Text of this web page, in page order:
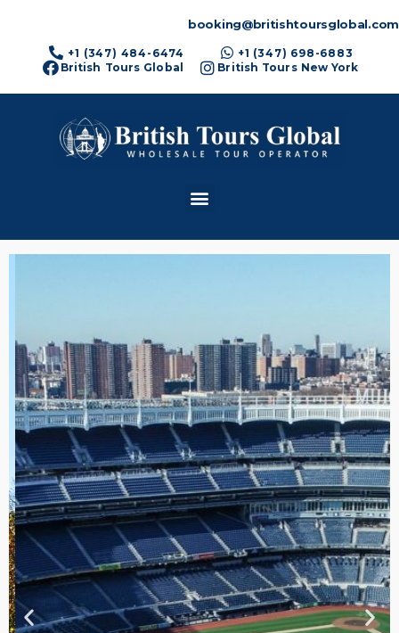
booking@britishtoursglobal.com
+1 (347) 484-6474
+1 (347) 698-6883
British Tours Global
British Tours New York
TOUR DE
CONTRASTES